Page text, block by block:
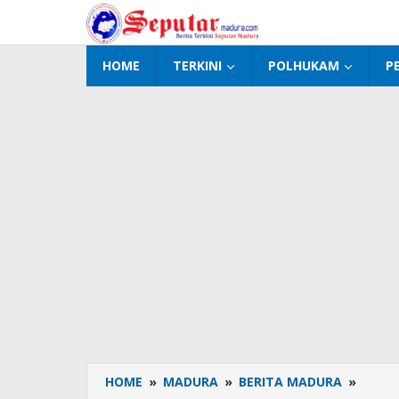
konten
HOME TERKINI POLHUKAM
HOME » MADURA » BERITA MADURA »